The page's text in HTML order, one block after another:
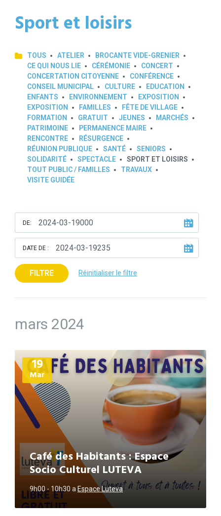
Sport et loisirs
TOUS ATELIER
BROCANTE VIDE-GRENIER
CE QUI NOUS LIE
CÉRÉMONIE
CONCERT
CONCERTATION CITOYENNE
CONFÉRENCE
CONSEIL MUNICIPAL
CULTURE
EDUCATION
ENFANTS
ENVIRONNEMENT
EXPOSITION
EXPOSITION
FAMILLES
FÊTE DE VILLAGE
FORMATION
GRATUIT JEUNES
MARCHÉS
PATRIMOINE
PERMANENCE MAIRE
RENCONTRE
RÉSURGENCE
RÉUNION PUBLIQUE
SANTÉ
SENIORS
SOLIDARITÉ
SPECTACLE
SPORT ET LOISIRS
TOUT PUBLIC / FAMILLES
TRAVAUX
VISITE GUIDÉE
DE:
DATE DE :
FILTRE Réinitialiser le filtre
mars 2024
19
Mar
Café des Habitants : Espace
Socio Culturel LUTEVA
9h00 - 10h30 a Espace Luteva
d'informations